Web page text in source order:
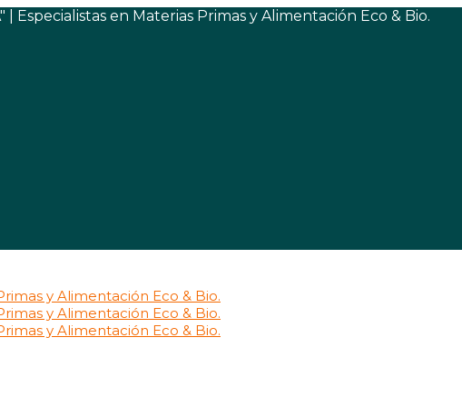
Especialistas en Materias Primas y Alimentación Eco & Bio.